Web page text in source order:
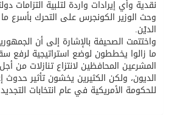
نقدية وأي إيرادات واردة لتلبية التزامات
وحث الوزير الكونجرس على التحرك بأسرع
الديْن.
واختتمت الصحيفة بالإشارة إلى أن
ما زالوا يخططون لوضع استراتيجية لرفع
المشرعين المحافظين لانتزاع تنازلات من
الديون، ولكن الكثيرين يخشون تأثير حدوث
للحكومة الأمريكية في عام انتخابات